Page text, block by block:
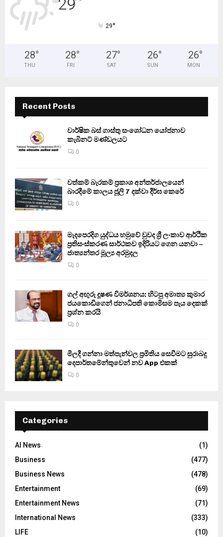
29
29°
28°
THU
28°
FRI
27°
SAT
26°
SUN
26°
MON
Recent Posts
වාර්ෂික බස් ගාස්තු සංශෝධන යෝජනාව
කැබිනට් මණ්ඩලයට
0
වත්කම් බැරකම් ප්‍රකාශ අන්තර්ජාලයෙන්
බාරදීමේ කාලය ජූලි 7 දක්වා දීර්ඝ කෙරේ
0
මැදපෙරදිග යුද්ධය හමුවේ වුවද ශ්‍රී ලංකාව ආර්ථික
ප්‍රතිසංස්කරණ සාර්ථකව ඉදිරියට ගෙන යනවා –
ජාත්‍යන්තර මූල්‍ය අරමුදල
0
ගල් අඟුරු දූෂණ විමර්ශනය: හිටපු අමාත්‍ය කුමාර
ජයකොඩිගෙන් ජනාධිපති කොමිසම පැය දෙකක්
ප්‍රශ්න කරයි
0
මිලදී ගන්නා මත්පැන්වල ප්‍රමිතිය සෙවීමට සුරාබදු
දෙපාර්තමේන්තුවෙන් නව App එකක්
0
Categories
AI News
(1)
Business
(477)
Business News
(478)
Entertainment
(69)
Entertainment News
(71)
International News
(333)
LIFE
(10)